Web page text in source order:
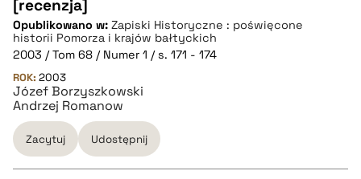
pobierz cytat
BIBTEX
pobierz cytat
[recenzja]
Opublikowano w: Zapiski Historyczne : poświęcone
historii Pomorza i krajów bałtyckich
2003 / Tom 68 / Numer 1 / s. 171 - 174
ROK: 2003
Józef Borzyszkowski
Andrzej Romanow
Zacytuj Udostępnij